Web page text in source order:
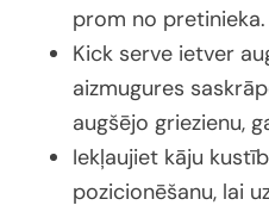
prom no pretinieka.
Kick serve ietver
aizmugures
augšējo griezienu,
Iekļaujiet kāju
pozicionēšanu, lai